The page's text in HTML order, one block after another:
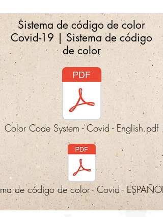
Sistema de código de color
Covid-19 | Sistema de código
de color
Color Code System - Covid - English.pdf
de código de color - Covid -